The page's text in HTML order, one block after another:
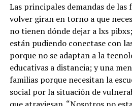
Las principales demandas de
volver giran en torno a que
no tienen dónde dejar a lxs
están pudiendo conectase con
porque no se adaptan a la
educativas a distancia; y una
familias porque necesitan la
social por la situación de